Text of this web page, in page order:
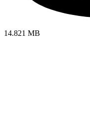
14.821 MB